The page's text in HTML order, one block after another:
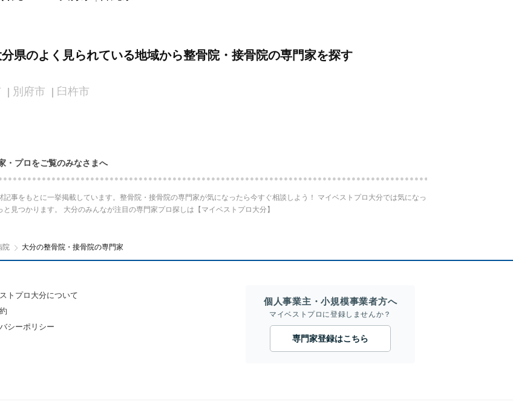
分県のよく見られている地域から整骨院・接骨院の専門家を探す
別府市 臼杵市
・プロをご覧のみなさまへ
事をもとに一挙掲載しています。整骨院・接骨院の専門家が気になったら今すぐ相談しよう！ マイベストプロ大分では気になっ
見つかります。 大分のみんなが注目の専門家プロ探しは【マイベストプロ大分】
院 大分の整骨院・接骨院の専門家
トプロ大分について
シーポリシー
個人事業主・小規模事業者方へ
マイベストプロに登録しませんか？
専門家登録はこちら